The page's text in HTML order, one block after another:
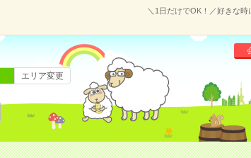
＼1日だけでOK！／好きな
エリア変更